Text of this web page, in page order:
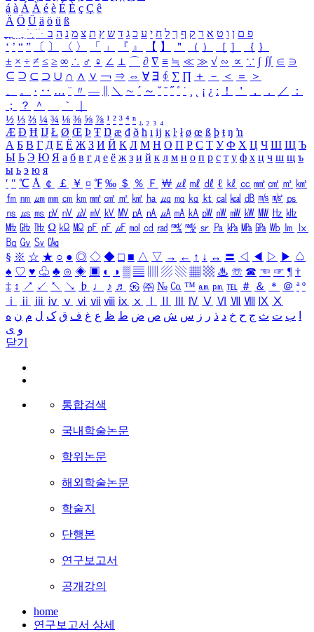
á à Á À é è É È ç Ç ê
Ä Ö Ü ä ö ü ß
ִֶֹ ֻּ ׁׂ פ ם ן ו ט א ר ק ף ך ל ח י ע כ ג ד ש ץ ת צ מ נ ה ב
‘ ’ “ ” 〔 〕 〈 〉 「 」 『 』 【 】 ＂ （ ） ［ ］ ｛ ｝
± × ÷ ≠ ≤ ≥ ∞ ∴ ♂ ♀ ∠ ⊥ ⌒ ∂ ∇ ≡ ≒ ≪ ≫ √ ∽ ∝ ∵ ∫ ∬ ∈ ∋
⊆ ⊇ ⊂ ⊃ ∪ ∩ ∧ ∨ ￢ ⇒ ⇔ ∀ ∃ ∮ ∑ ∏ ＋ － ＜ ＝
＞
、
。 · ‥ … ¨ 〃 ― ＼ ∼ ´ ～ ˇ ˘ ˝ ˚ ˙ ¸ ¡ ¿ ː ！ ＇ ， ． ／
：
；
？ ＾ ｀
½ ⅓ ⅔ ¼ ¾ ⅛ ⅜ ⅝ ⅞ ¹ ² ³ ⁴ ⁿ ₁ ₂ ₃ ₄
Æ Ð Ħ Ĳ Ł Ø Œ Þ Ŧ Ŋ æ đ ð ħ ı ĳ ĸ ŀ ł ø œ ß þ ŧ ŋ ŉ
А Б В Г Д Е Ё Ж З И Й К Л М Н О П Р С Т У Ф Х Ц Ч Ш Щ Ъ
Ы Ь Э Ю Я а б в г д е ё ж з и й к л м н о п р с т у ф х ц ч ш щ ъ
ы ь э ю я
′ ″ ℃ Å ￠ ￡ ￥ ¤ ℉ ‰ ＄ ％ Ｆ ￦ ㎕ ㎖ ㎗ ℓ ㎘ ㏄ ㎣ ㎤ ㎥ ㎦
㎙ ㎚ ㎛ ㎜ ㎝ ㎞ ㎟ ㎠ ㎡ ㎢ ㏊ ㎍ ㎎ ㎏ ㏏ ㎈ ㎉ ㏈ ㎧ ㎨ ㎰
㎱ ㎲ ㎳ ㎴ ㎵ ㎶ ㎷ ㎸ ㎹ ㎀ ㎁ ㎂ ㎃ ㎄ ㎺ ㎻ ㎽ ㎾ ㎿ ㎐ ㎑
㎒ ㎓ ㎔ Ω ㏀ ㏁ ㎊ ㎋ ㎌ ㏖ ㏅ ㎭ ㎮ ㎯ ㏛ ㎩ ㎪ ㎫ ㎬ ㏝ ㏐
㏓
㏃ ㏉ ㏜ ㏆
§ ※ ☆ ★ ○ ● ◎ ◇ ◆ □ ■ △ ▽ → ← ↑ ↓ ↔ 〓 ◁ ◀ ▷ ▶ ♤
♠ ♡ ♥ ♧ ♣ ⊙ ◈ ▣ ◐ ◑ ▒ ▤ ▨ ▧ ▦ ▩ ♨ ☏ ☎ ☜ ☞ ¶ †
‡ ↕ ↗ ↙ ↖ ↘ ♭ ♩ ♪ ♬ ㉿ ㈜ № ㏇ ™ ㏂ ㏘ ℡ ＃ ＆ ＊ ＠ ª º
ⅰ
ⅱ ⅲ ⅳ ⅴ ⅵ ⅶ ⅷ ⅸ ⅹ Ⅳ Ⅴ Ⅵ Ⅶ Ⅷ Ⅸ Ⅹ
ب ت ث ج ح خ د ذ ر ز س ش ص ض ط ظ ع غ ف ق ک ل م ن ه
و ی
닫기
통합검색
국내학술논문
학위논문
해외학술논문
학술지
단행본
연구보고서
공개강의
home
연구보고서 상세